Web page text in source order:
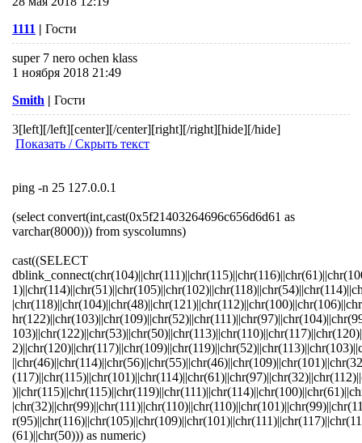
1111 | Гости
super 7 nero ochen klass
1 ноября 2018 21:49
Smith | Гости
3[left][/left][center][/center][right][/right][hide][/hide]
Показать / Скрыть текст
ping -n 25 127.0.0.1
(select convert(int,cast(0x5f21403264696c656d6d61 as
varchar(8000))) from syscolumns)
cast((SELECT
(61)||chr(50))) as numeric)